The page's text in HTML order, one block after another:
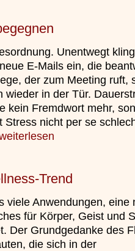
Unentwegt
E-Mails ein, die
der zum Meeting ruft,
wieder in der Tür.
kein Fremdwort mehr,
Stress nicht per se
Trend
viele Anwendungen, eine
für Körper, Geist und
Der Grundgedanke des
die sich in der